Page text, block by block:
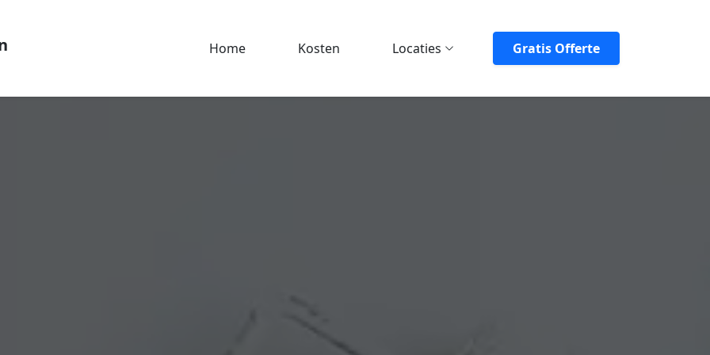
Home Kosten Locaties Gratis Offerte